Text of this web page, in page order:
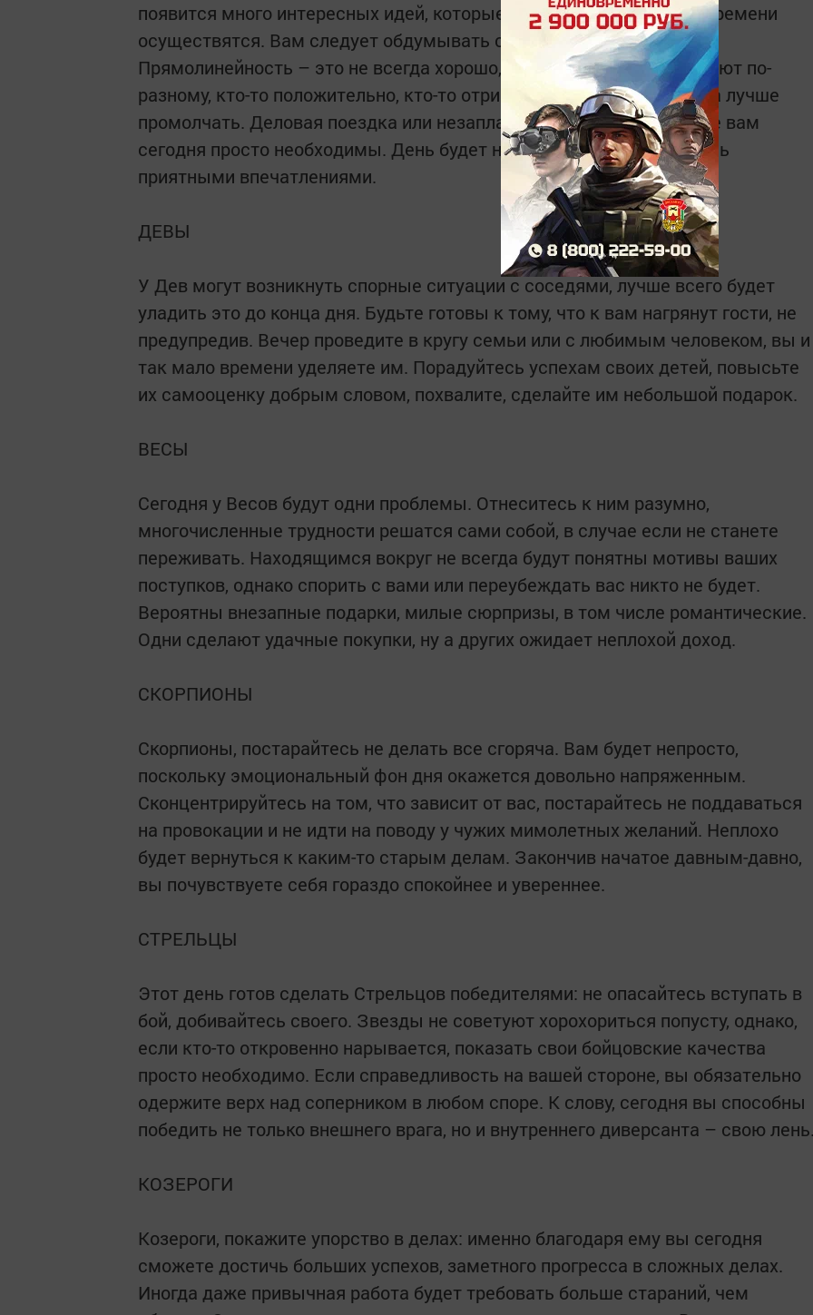
появится много интересных идей, которые обязательно в скором времени
осуществятся. Вам следует обдумывать свои слова и выражения.
Прямолинейность – это не всегда хорошо, все люди ее воспринимают по-
разному, кто-то положительно, кто-то отрицательно, поэтому иногда лучше
промолчать. Деловая поездка или незапланированное путешествие вам
сегодня просто необходимы. День будет наполнен радостью и очень
приятными впечатлениями.
ДЕВЫ
У Дев могут возникнуть спорные ситуации с соседями, лучше всего будет
уладить это до конца дня. Будьте готовы к тому, что к вам нагрянут гости, не
предупредив. Вечер проведите в кругу семьи или с любимым человеком, вы и
так мало времени уделяете им. Порадуйтесь успехам своих детей, повысьте
их самооценку добрым словом, похвалите, сделайте им небольшой подарок.
ВЕСЫ
Сегодня у Весов будут одни проблемы. Отнеситесь к ним разумно,
многочисленные трудности решатся сами собой, в случае если не станете
переживать. Находящимся вокруг не всегда будут понятны мотивы ваших
поступков, однако спорить с вами или переубеждать вас никто не будет.
Вероятны внезапные подарки, милые сюрпризы, в том числе романтические.
Одни сделают удачные покупки, ну а других ожидает неплохой доход.
СКОРПИОНЫ
Скорпионы, постарайтесь не делать все сгоряча. Вам будет непросто,
поскольку эмоциональный фон дня окажется довольно напряженным.
Сконцентрируйтесь на том, что зависит от вас, постарайтесь не поддаваться
на провокации и не идти на поводу у чужих мимолетных желаний. Неплохо
будет вернуться к каким-то старым делам. Закончив начатое давным-давно,
вы почувствуете себя гораздо спокойнее и увереннее.
СТРЕЛЬЦЫ
Этот день готов сделать Стрельцов победителями: не опасайтесь вступать в
бой, добивайтесь своего. Звезды не советуют хорохориться попусту, однако,
если кто-то откровенно нарывается, показать свои бойцовские качества
просто необходимо. Если справедливость на вашей стороне, вы обязательно
одержите верх над соперником в любом споре. К слову, сегодня вы способны
победить не только внешнего врага, но и внутреннего диверсанта – свою
КОЗЕРОГИ
Козероги, покажите упорство в делах: именно благодаря ему вы сегодня
сможете достичь больших успехов, заметного прогресса в сложных делах.
Иногда даже привычная работа будет требовать больше стараний, чем